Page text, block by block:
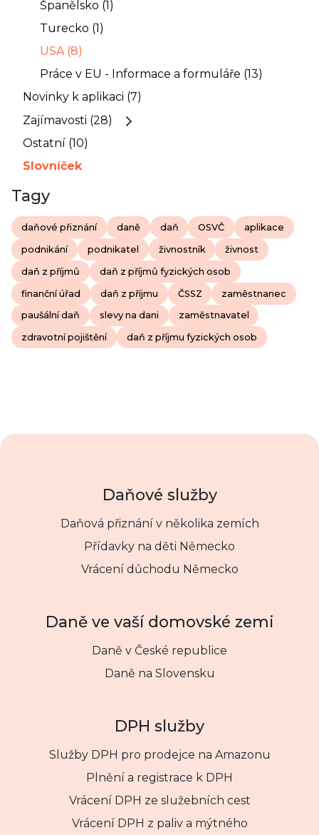
Španělsko (1)
Turecko (1)
USA (8)
Práce v EU - Informace a formuláře (13)
Novinky k aplikaci (7)
Zajímavosti (28)
Ostatní (10)
Slovníček
Tagy
daňové přiznání daně daň OSVČ aplikace
podnikání podnikatel živnostník živnost
daň z příjmů daň z příjmů fyzických osob
finanční úřad daň z příjmu ČSSZ zaměstnanec
paušální daň slevy na dani zaměstnavatel
zdravotní pojištění daň z příjmu fyzických osob
Daňové služby
Daňová přiznání v několika zemích
Přídavky na děti Německo
Vrácení důchodu Německo
Daně ve vaší domovské zemi
Daně v České republice
Daně na Slovensku
DPH služby
Služby DPH pro prodejce na Amazonu
Plnění a registrace k DPH
Vrácení DPH ze služebních cest
Vrácení DPH z paliv a mýtného